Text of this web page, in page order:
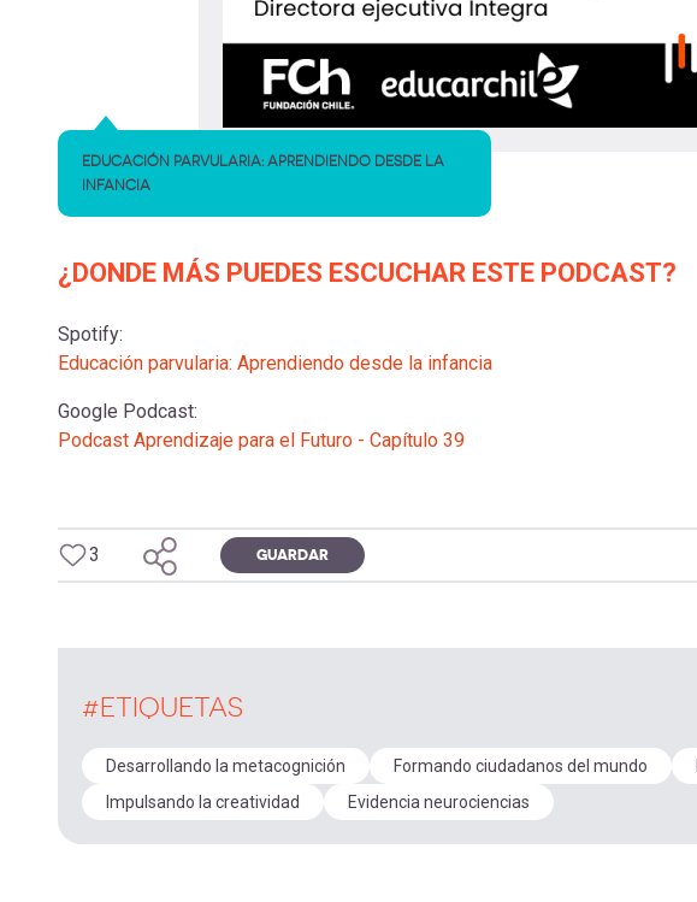
EDUCACIÓN PARVULARIA: APRENDIENDO DESDE LA
INFANCIA
¿DONDE MÁS PUEDES ESCUCHAR ESTE PODCAST?
Spotify:
Educación parvularia: Aprendiendo desde la infancia
Google Podcast:
Podcast Aprendizaje para el Futuro - Capítulo 39
3 GUARDAR
#ETIQUETAS
Desarrollando la metacognición Formando ciudadanos del mundo
Impulsando la creatividad
Evidencia neurociencias